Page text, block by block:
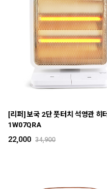
[리퍼] 보국 2단 풋터치 석영관 히
1W07QRA
22,000 34,900